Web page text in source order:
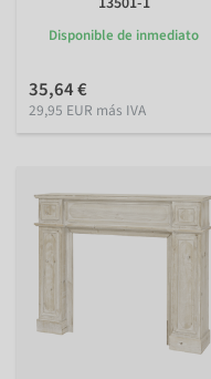
Disponible de inmediato
35,64 €
29,95 EUR más IVA